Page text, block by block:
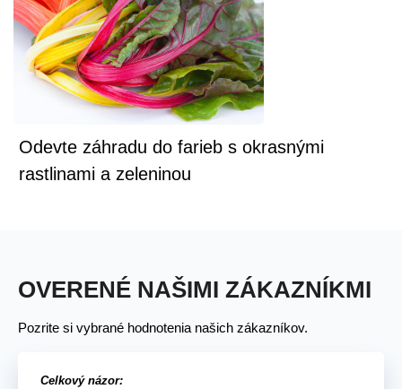
Odevte záhradu do farieb s okrasnými
rastlinami a zeleninou
OVERENÉ NAŠIMI ZÁKAZNÍKMI
Pozrite si vybrané hodnotenia našich zákazníkov.
Celkový názor: